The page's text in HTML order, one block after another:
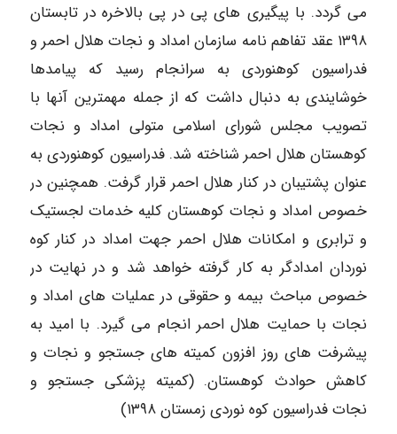
می گردد. با پیگیری های پی در پی بالاخره در تابستان
۱۳۹۸ عقد تفاهم نامه سازمان امداد و نجات هلال احمر و
فدراسیون کوهنوردی به سرانجام رسید که پیامدها
خوشایندی به دنبال داشت که از جمله مهمترین آنها با
تصویب مجلس شورای اسلامی متولی امداد و نجات
کوهستان هلال احمر شناخته شد. فدراسیون کوهنوردی به
عنوان پشتیبان در کنار هلال احمر قرار گرفت. همچنین در
خصوص امداد و نجات کوهستان کلیه خدمات لجستیک
و ترابری و امکانات هلال احمر جهت امداد در کنار کوه
نوردان امدادگر به کار گرفته خواهد شد و در نهایت در
خصوص مباحث بیمه و حقوقی در عملیات های امداد و
نجات با حمایت هلال احمر انجام می گیرد. با امید به
پیشرفت های روز افزون کمیته های جستجو و نجات و
کاهش حوادث کوهستان. (کمیته پزشکی جستجو و
نجات فدراسیون کوه نوردی زمستان ۱۳۹۸)